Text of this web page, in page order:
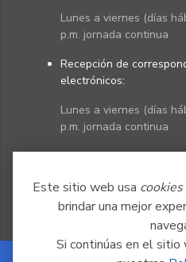
Este sitio web usa cookies
brindar una mejor
Si continúas en el
Lunes a viernes (días
p.m. jornada continua
Recepción de
electrónicos:
Lunes a viernes (días
p.m. jornada continua